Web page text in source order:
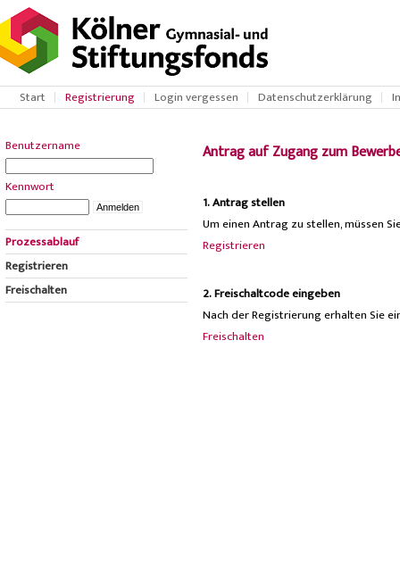
Start Registrierung Login vergessen Datenschutzerklärung
Benutzername
Kennwort
Prozessablauf
Registrieren
Freischalten
Antrag auf Zugang zum
1. Antrag stellen
Um einen Antrag zu stellen, müssen
Registrieren
2. Freischaltcode eingeben
Nach der Registrierung erhalten Sie
Freischalten